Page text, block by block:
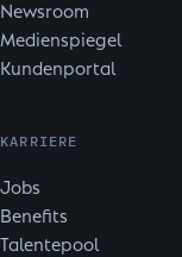
Newsroom
Medienspiegel
Kundenportal
KARRIERE
Jobs
Benefits
Talentepool